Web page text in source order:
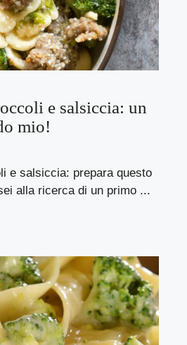
e salsiccia: un
mio!
e salsiccia: prepara questo
alla ricerca di un primo ...